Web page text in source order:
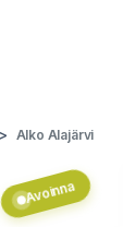
Alko Alajärvi
Avoinna